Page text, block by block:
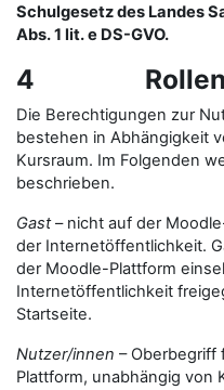
Schulgesetz des Landes
Abs. 1 lit. e DS-GVO.
4 Rollen in
Die Berechtigungen zur
bestehen in Abhängigkeit
Kursraum. Im Folgenden
beschrieben.
Gast– nicht auf der
der Internetöffentlichkeit.
der Moodle-Plattform
Internetöffentlichkeit
Startseite.
Nutzer/innen – Oberbegriff
Plattform, unabhängig von